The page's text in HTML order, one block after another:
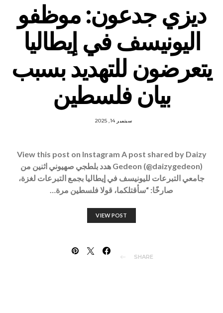
ديزي جدعون: موظفو
اليونيسف في إيطاليا
يتعرضون للتهديد بسبب
بيان فلسطين
سبتمبر 14, 2025
View this post on Instagram A post shared by Daizy
Gedeon (@daizygedeon) هدد بلطجي صهيوني اثنين من
جامعي التبرعات لليونيسف في إيطاليا بجمع التبرعات لغزة،
صارخًا: “سأقتلكما، قولا فلسطين مرة…
VIEW POST
SHARE